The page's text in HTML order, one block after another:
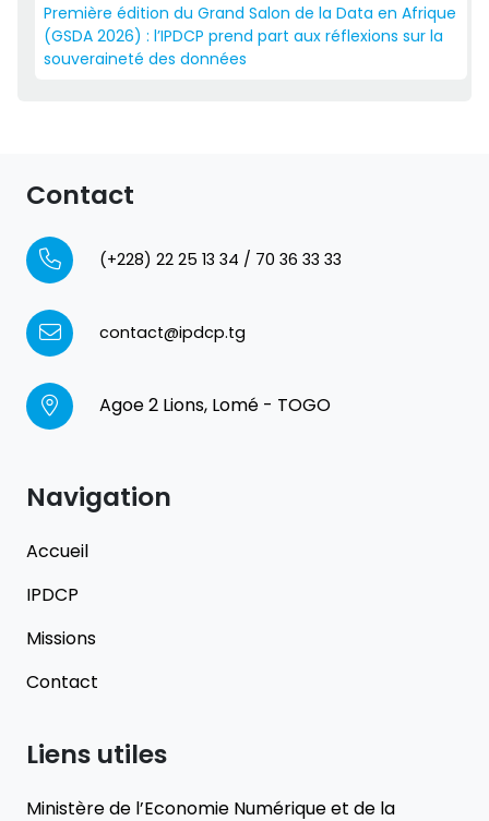
Première édition du Grand Salon de la Data en Afrique
(GSDA 2026) : l’IPDCP prend part aux réflexions sur la
souveraineté des données
Contact
(+228) 22 25 13 34 / 70 36 33 33
contact@ipdcp.tg
Agoe 2 Lions, Lomé - TOGO
Navigation
Accueil
IPDCP
Missions
Contact
Liens utiles
Ministère de l’Economie Numérique et de la